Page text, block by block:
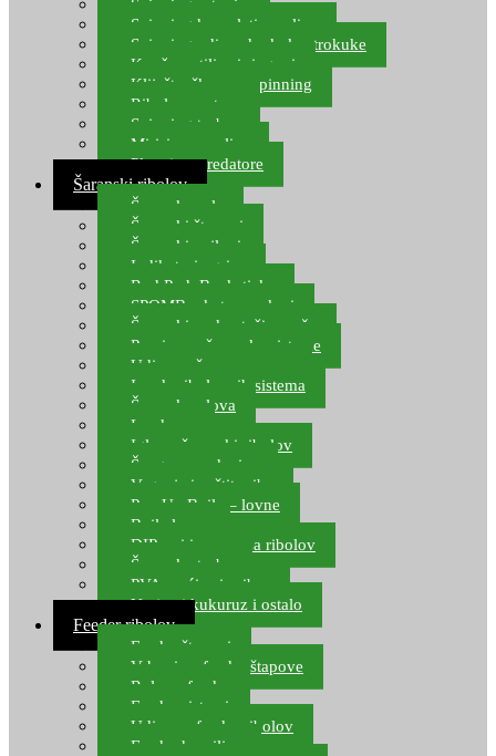
Spinning setovi
Spinning kompleti varalica
Spinning udice, dvokuke, trokuke
Kopče, vrtilice i ringovi
Kliješta, škare za spinning
Ribolov pastrve
Spinning torbe
Mirisi za varalice
Plovci za predatore
Šaranski ribolov
Šaranske role
Šaranski štapovi
Šaranski najloni
Indikatori ugriza
Rod Pod, Banksticks
SPOMB rakete, markeri
Šaranski podmetači, mreže
Pernice za šaranske sisteme
Udice za šarana, amura
Izrada ribolovnih sistema
Šaranska olova
Leadcore
Igle za šaranski ribolov
Špage, upredenice
Vaganje i zaštita ribe
Pop Up Boile – lovne
Boile lovne
DIP-ovi i arome za ribolov
Šaranske torbe
PVA vrećice i pribor
Umjetni kukuruz i ostalo
Feeder ribolov
Feeder štapovi
Vrhovi za feeder štapove
Role za feeder
Feeder sistemi
Udice za feeder ribolov
Feeder hranilice